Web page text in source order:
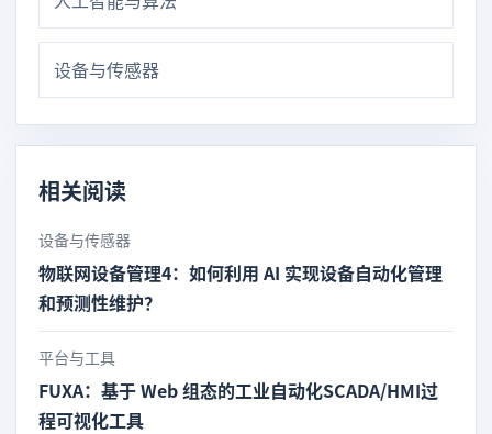
设备与传感器
相关阅读
设备与传感器
物联网设备管理4：如何利用 AI 实现设备自动化管理
和预测性维护？
平台与工具
FUXA：基于 Web 组态的工业自动化SCADA/HMI过
程可视化工具